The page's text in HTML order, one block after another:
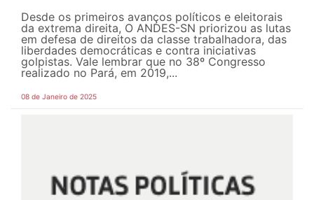
Desde os primeiros avanços políticos e eleitorais
da extrema direita, O ANDES-SN priorizou as lutas
em defesa de direitos da classe trabalhadora, das
liberdades democráticas e contra iniciativas
golpistas. Vale lembrar que no 38º Congresso
realizado no Pará, em 2019,...
08 de Janeiro de 2025